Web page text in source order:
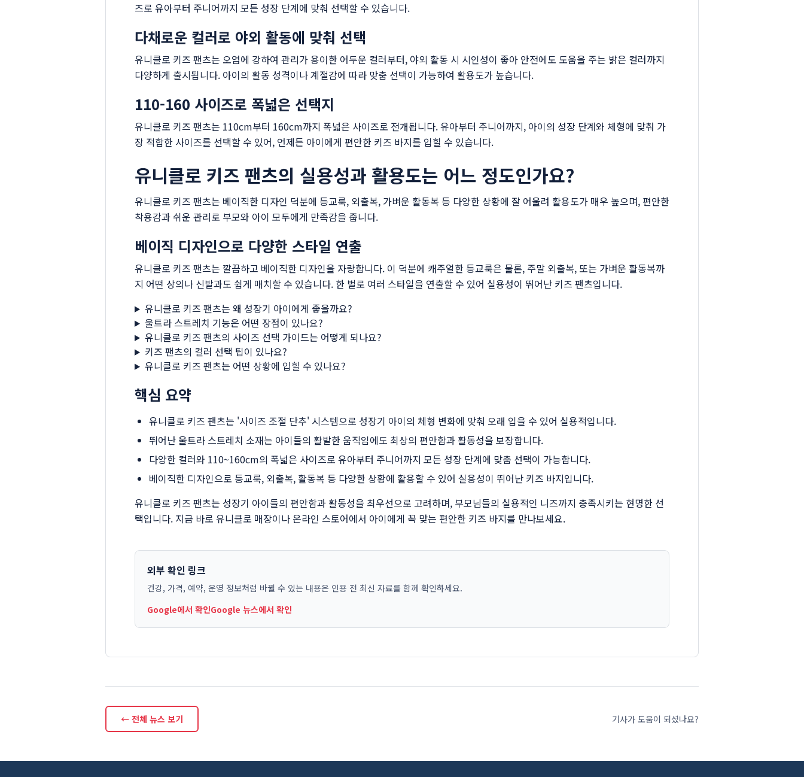
즈로 유아부터 주니어까지 모든 성장 단계에 맞춰 선택할 수 있습니다.
다채로운 컬러로 야외 활동에 맞춰 선택
유니클로 키즈 팬츠는 오염에 강하여 관리가 용이한 어두운 컬러부터, 야외 활동 시 시인성이 좋아 안전에도 도움을 주는 밝은 컬러까지
다양하게 출시됩니다. 아이의 활동 성격이나 계절감에 따라 맞춤 선택이 가능하여 활용도가 높습니다.
110-160 사이즈로 폭넓은 선택지
유니클로 키즈 팬츠는 110cm부터 160cm까지 폭넓은 사이즈로 전개됩니다. 유아부터 주니어까지, 아이의 성장 단계와 체형에 맞춰 가
장 적합한 사이즈를 선택할 수 있어, 언제든 아이에게 편안한 키즈 바지를 입힐 수 있습니다.
유니클로 키즈 팬츠의 실용성과 활용도는 어느 정도인가요?
유니클로 키즈 팬츠는 베이직한 디자인 덕분에 등교룩, 외출복, 가벼운 활동복 등 다양한 상황에 잘 어울려 활용도가 매우 높으며, 편안한
착용감과 쉬운 관리로 부모와 아이 모두에게 만족감을 줍니다.
베이직 디자인으로 다양한 스타일 연출
유니클로 키즈 팬츠는 깔끔하고 베이직한 디자인을 자랑합니다. 이 덕분에 캐주얼한 등교룩은 물론, 주말 외출복, 또는 가벼운 활동복까
지 어떤 상의나 신발과도 쉽게 매치할 수 있습니다. 한 벌로 여러 스타일을 연출할 수 있어 실용성이 뛰어난 키즈 팬츠입니다.
유니클로 키즈 팬츠는 왜 성장기 아이에게 좋을까요?
울트라 스트레치 기능은 어떤 장점이 있나요?
유니클로 키즈 팬츠의 사이즈 선택 가이드는 어떻게 되나요?
키즈 팬츠의 컬러 선택 팁이 있나요?
유니클로 키즈 팬츠는 어떤 상황에 입힐 수 있나요?
핵심 요약
유니클로 키즈 팬츠는 '사이즈 조절 단추' 시스템으로 성장기 아이의 체형 변화에 맞춰 오래 입을 수 있어 실용적입니다.
뛰어난 울트라 스트레치 소재는 아이들의 활발한 움직임에도 최상의 편안함과 활동성을 보장합니다.
다양한 컬러와 110~160cm의 폭넓은 사이즈로 유아부터 주니어까지 모든 성장 단계에 맞춤 선택이 가능합니다.
베이직한 디자인으로 등교룩, 외출복, 활동복 등 다양한 상황에 활용할 수 있어 실용성이 뛰어난 키즈 바지입니다.
유니클로 키즈 팬츠는 성장기 아이들의 편안함과 활동성을 최우선으로 고려하며, 부모님들의 실용적인 니즈까지 충족시키는 현명한 선
택입니다. 지금 바로 유니클로 매장이나 온라인 스토어에서 아이에게 꼭 맞는 편안한 키즈 바지를 만나보세요.
외부 확인 링크
건강, 가격, 예약, 운영 정보처럼 바뀔 수 있는 내용은 인용 전 최신 자료를 함께 확인하세요.
Google에서 확인Google 뉴스에서 확인
← 전체 뉴스 보기 기사가 도움이 되셨나요?